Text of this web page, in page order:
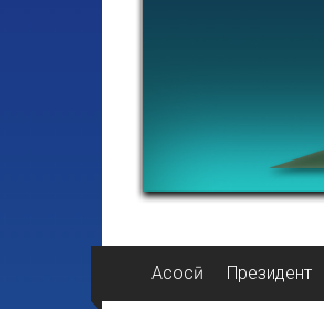
Асосӣ Президент